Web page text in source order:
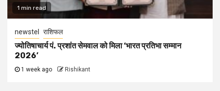
1 min read
newstel राशिफल
ज्योतिषाचार्य पं. प्रशांत सेमवाल को मिला ‘भारत प्रतिभा सम्मान
2026’
1 week ago Rishikant